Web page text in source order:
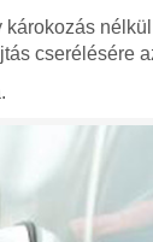
cserélésére